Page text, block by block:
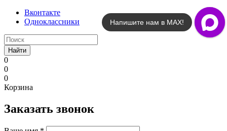
Вконтакте
Одноклассники
Найти
0
0
0
Корзина
Заказать звонок
Напишите нам!